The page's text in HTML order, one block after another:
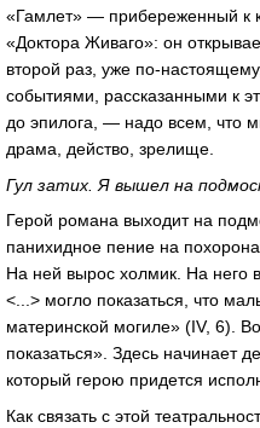
«Гамлет» — прибереженный к
«Доктора Живаго»: он
второй раз, уже по-
событиями, рассказанными к
до эпилога, — надо всем, что
драма, действо, зрелище.
Гул затих. Я вышел на
Герой романа выходит на
панихидное пение на
На ней вырос холмик. На него
<...> могло показаться, что
материнской могиле» (IV, 6).
показаться». Здесь начинает
который герою придется
Как связать с этой